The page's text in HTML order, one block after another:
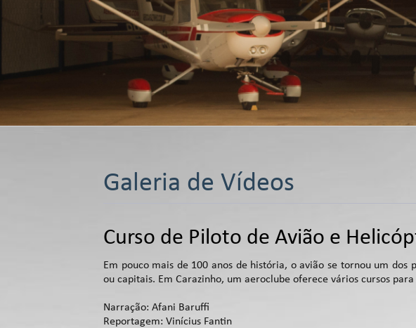
Galeria de Vídeos
Curso de Piloto de Avião e
Em pouco mais de 100 anos de história, o avião se tornou um
ou capitais. Em Carazinho, um aeroclube oferece vários cursos
Narração: Afani Baruffi
Reportagem: Vinícius Fantin